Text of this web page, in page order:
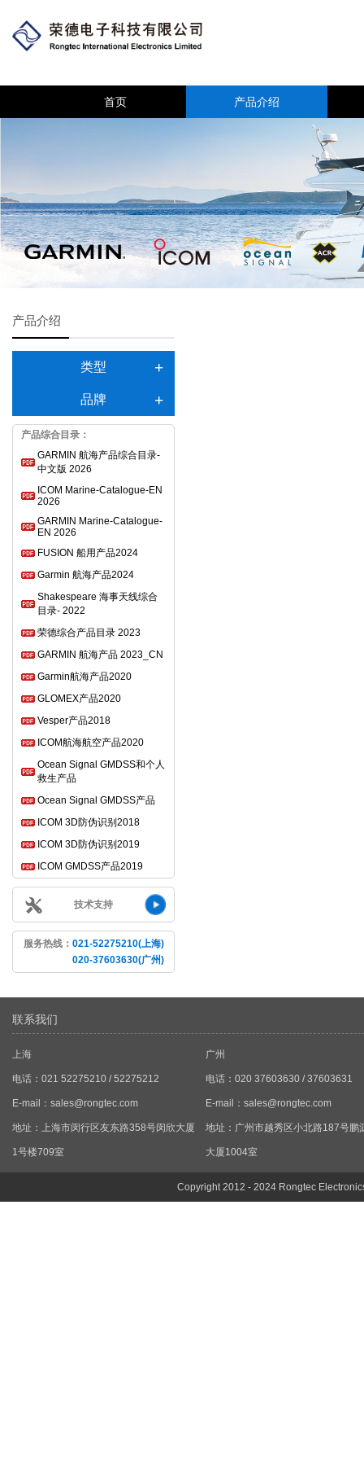
首页 产品介绍
产品介绍
类型
品牌
产品综合目录：
GARMIN 航海产品综合目录-
中文版 2026
ICOM Marine-Catalogue-EN
2026
GARMIN Marine-Catalogue-
EN 2026
FUSION 船用产品2024
Garmin 航海产品2024
Shakespeare 海事天线综合
目录- 2022
荣德综合产品目录 2023
GARMIN 航海产品 2023_CN
Garmin航海产品2020
GLOMEX产品2020
Vesper产品2018
ICOM航海航空产品2020
Ocean Signal GMDSS和个人
救生产品
Ocean Signal GMDSS产品
ICOM 3D防伪识别2018
ICOM 3D防伪识别2019
ICOM GMDSS产品2019
技术支持
服务热线： 021-52275210(上海)
020-37603630(广州)
联系我们
上海
电话：021 52275210 / 52275212
E-mail： sales@rongtec.com
地址：上海市闵行区友东路358号闵欣大厦
1号楼709室
广州
电话：020 37603630 / 37603631
E-mail： sales@rongtec.com
地址：广州市越秀区小北路187号鹏
大厦1004室
Copyright 2012 - 2024 Rongtec